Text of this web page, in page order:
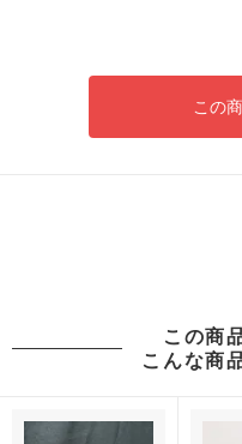
この
この商
こんな商